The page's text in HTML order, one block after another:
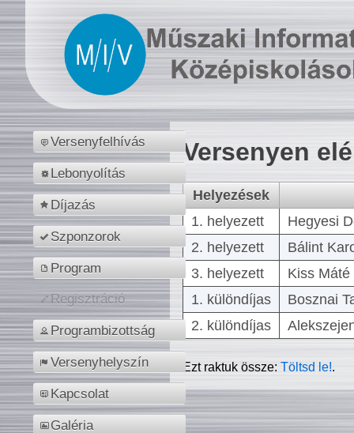
Versenyfelhívás
Lebonyolítás
Díjazás
Szponzorok
Program
Regisztráció
Programbizottság
Versenyhelyszín
Kapcsolat
Galéria
Versenyen
Helyezések
1. helyezett
Hegyesi
2. helyezett
Bálint
3. helyezett
Kiss
1. különdíjas
Bosznai
2. különdíjas
Ezt raktuk össze:Töltsd le!.